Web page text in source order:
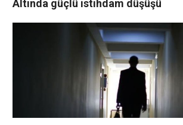
Altında güçlü istihdam düşüşü